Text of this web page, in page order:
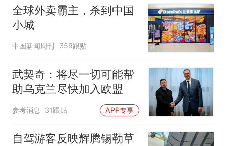
全球外卖霸主，杀到中国
小城
中国新闻周刊 359跟贴
武契奇：将尽一切可能帮
助乌克兰尽快加入欧盟
参考消息 31跟贴 APP专享
自驾游客反映辉腾锡勒草